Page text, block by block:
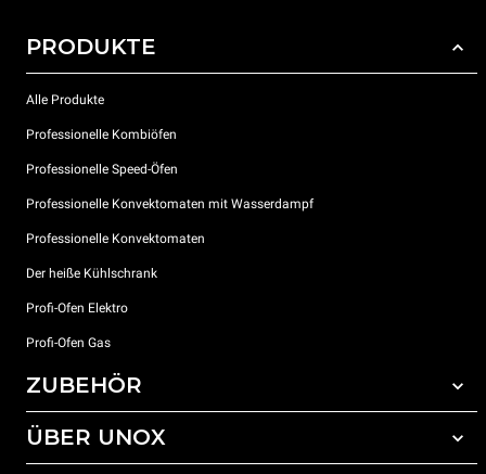
PRODUKTE
Alle Produkte
Professionelle Kombiöfen
Professionelle Speed-Öfen
Professionelle Konvektomaten mit Wasserdampf
Professionelle Konvektomaten
Der heiße Kühlschrank
Profi-Ofen Elektro
Profi-Ofen Gas
ZUBEHÖR
Gesamtes Zubehör
ÜBER UNOX